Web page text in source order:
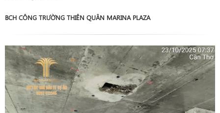
BCH CÔNG TRƯỜNG THIÊN QUÂN MARINA PLAZA